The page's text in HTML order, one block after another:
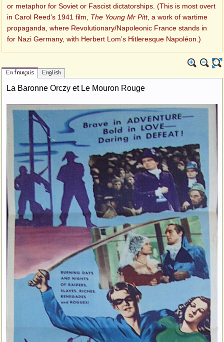
or metaphor for Soviet or Fascist dictatorships. (This is most overt
in Carol Reed’s 1941 film, The Young Mr Pitt, a work of wartime
propaganda, where Revolutionary/Napoleonic France stands in
for Nazi Germany, with Herbert Lom’s Hitleresque Napoléon.)
En français
English
La Baronne Orczy et Le Mouron Rouge